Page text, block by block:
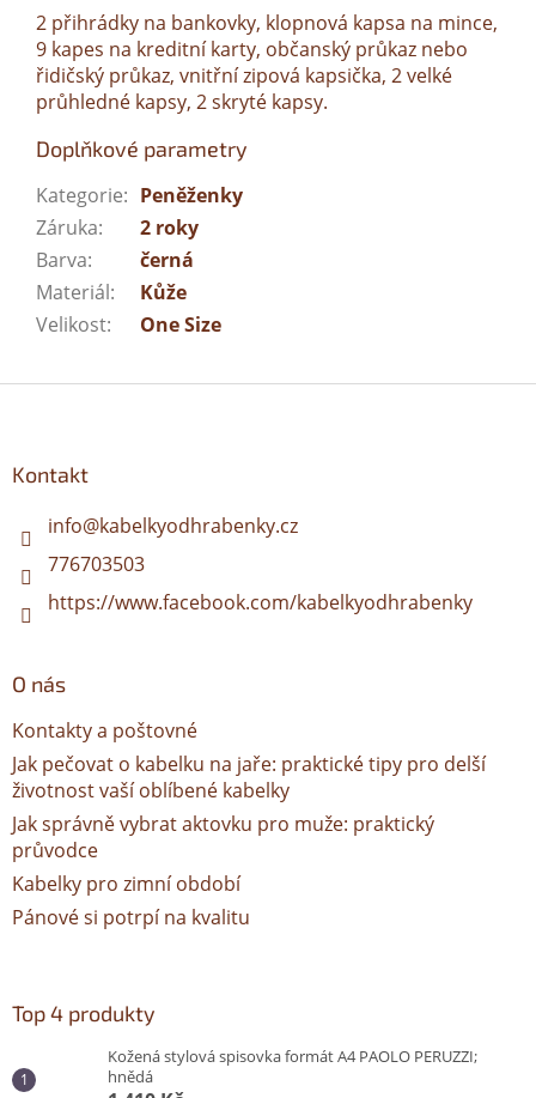
2 přihrádky na bankovky, klopnová kapsa na mince,
9 kapes na kreditní karty, občanský průkaz nebo
řidičský průkaz, vnitřní zipová kapsička, 2 velké
průhledné kapsy, 2 skryté kapsy.
Doplňkové parametry
Kategorie: Peněženky
Záruka:
2 roky
Barva:
černá
Materiál:
Kůže
Velikost: One Size
Kontakt
info@kabelkyodhrabenky.cz
776703503
https://www.facebook.com/kabelkyodhrabenky
O nás
Kontakty a poštovné
Jak pečovat o kabelku na jaře: praktické tipy pro delší
životnost vaší oblíbené kabelky
Jak správně vybrat aktovku pro muže: praktický
průvodce
Kabelky pro zimní období
Pánové si potrpí na kvalitu
Top 4 produkty
Kožená stylová spisovka formát A4 PAOLO PERUZZI;
hnědá